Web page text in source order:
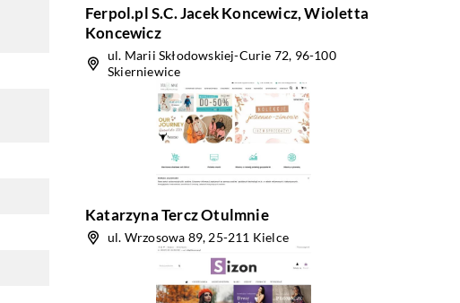
Ferpol.pl S.C. Jacek Koncewicz, Wioletta
Koncewicz
ul. Marii Skłodowskiej-Curie 72, 96-100
Skierniewice
Katarzyna Tercz Otulmnie
ul. Wrzosowa 89, 25-211 Kielce